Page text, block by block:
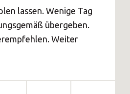
lassen. Wenige Tag
übergeben.
Weiter